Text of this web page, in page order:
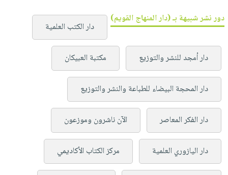
دور نشر شبيهة بـ (دار المنهاج القويم)
دار الكتب العلمية
دار أمجد للنشر والتوزيع مكتبة العبيكان
دار المحجة البيضاء للطباعة والنشر والتوزيع
دار الفكر المعاصر الآن ناشرون وموزعون
دار اليازوري العلمية مركز الكتاب الأكاديمي